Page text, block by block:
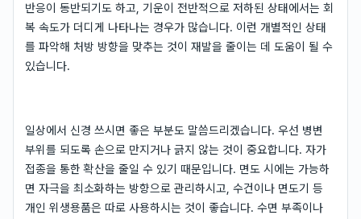
반응이 동반되기도 하고, 기운이 전반적으로 저하된 상태에서는 회
복 속도가 더디게 나타나는 경우가 많습니다. 이런 개별적인 상태
를 파악해 처방 방향을 맞추는 것이 재발을 줄이는 데 도움이 될 수
있습니다.
일상에서 신경 쓰시면 좋은 부분도 말씀드리겠습니다. 우선 병변
부위를 되도록 손으로 만지거나 긁지 않는 것이 중요합니다. 자가
접종을 통한 확산을 줄일 수 있기 때문입니다. 면도 시에는 가능하
면 자극을 최소화하는 방향으로 관리하시고, 수건이나 면도기 등
개인 위생용품은 따로 사용하시는 것이 좋습니다. 수면 부족이나